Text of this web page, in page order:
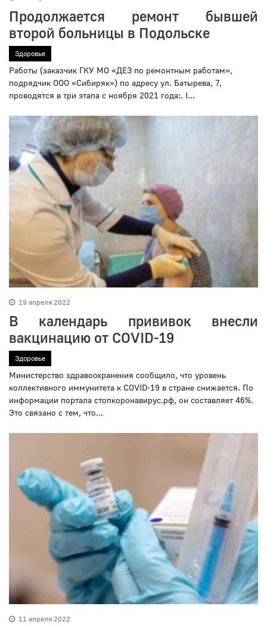
Продолжается ремонт бывшей
второй больницы в Подольске
Здоровье
Работы (заказчик ГКУ МО «ДЕЗ по ремонтным работам»,
подрядчик ООО «Сибиряк») по адресу ул. Батырева, 7,
проводятся в три этапа с ноября 2021 года:. I...
19 апреля 2022
В календарь прививок внесли
вакцинацию от COVID-19
Здоровье
Министерство здравоохранения сообщило, что уровень
коллективного иммунитета к COVID-19 в стране снижается. По
информации портала стопкоронавирус.рф, он составляет 46%.
Это связано с тем, что...
11 апреля 2022